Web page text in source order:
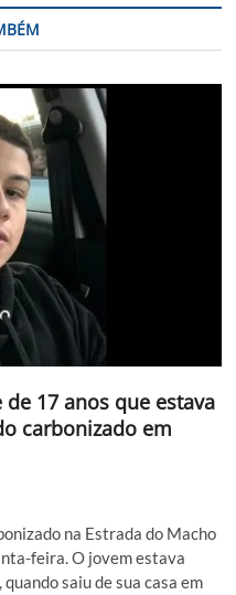
de 17 anos que estava
carbonizado em
na Estrada do Macho
feira. O jovem estava
saiu de sua casa em